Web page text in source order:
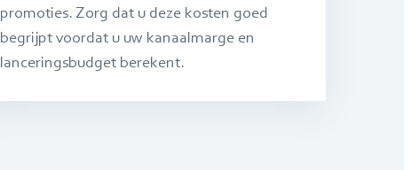
promoties. Zorg dat u deze kosten goed
begrijpt voordat u uw kanaalmarge en
lanceringsbudget berekent.